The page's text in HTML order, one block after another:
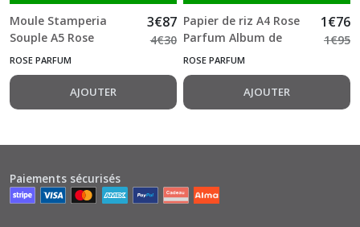
Moule Stamperia
Souple A5 Rose
Parfum plates
3€87
4€30
ROSE PARFUM
AJOUTER
Papier de riz A4 Rose
Parfum Album de
roses Stamperia
1€76
1€95
ROSE PARFUM
AJOUTER
Paiements sécurisés